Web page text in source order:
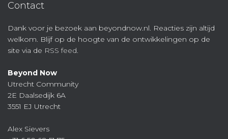
Contact
Dank voor je bezoek aan beyondnow.nl. Reacties zijn altijd
welkom. Blijf op de hoogte van de ontwikkelingen op de
site via de RSS feed.
Beyond Now
Utrecht Community
2E Daalsedijk 6A
3551 EJ Utrecht
Alex Sievers